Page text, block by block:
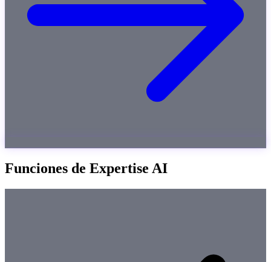
Funciones de Expertise AI